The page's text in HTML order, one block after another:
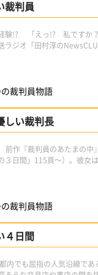
裁判員
験!? 「えっ!? 私ですか
ラジオ「田村淳の
裁判員物語
しい裁判長
作『裁判員のあたまの中
３日間」115頁～）。彼
裁判員物語
４日間
でも屈指の人気沿線であ